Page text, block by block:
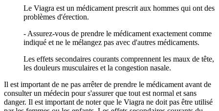
Le Viagra est un médicament prescrit aux hommes qui ont des
problèmes d'érection.
- Assurez-vous de prendre le médicament exactement comme
indiqué et ne le mélangez pas avec d'autres médicaments.
Les effets secondaires courants comprennent les maux de tête,
les douleurs musculaires et la congestion nasale.
Il est important de ne pas arrêter de prendre le médicament avant de
consulter un médecin pour s'assurer que tout est normal et sans
danger. Il est important de noter que le Viagra ne doit pas être utilisé